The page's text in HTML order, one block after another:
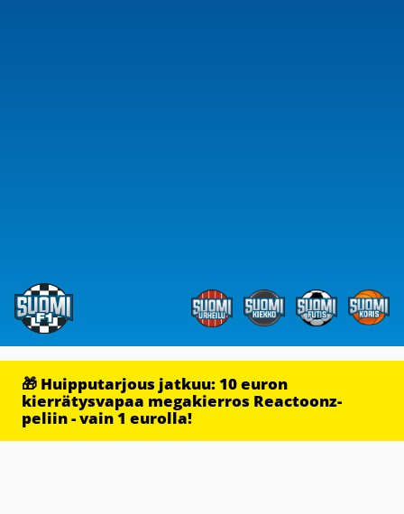
🎁 Huipputarjous jatkuu: 10 euron
kierrätysvapaa megakierros Reactoonz-
peliin - vain 1 eurolla!